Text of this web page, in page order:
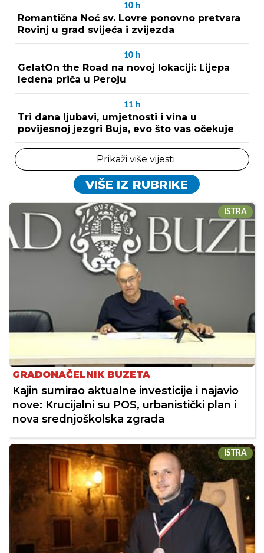
10 h
Romantična Noć sv. Lovre ponovno pretvara
Rovinj u grad svijeća i zvijezda
10 h
GelatOn the Road na novoj lokaciji: Lijepa
ledena priča u Peroju
11 h
Tri dana ljubavi, umjetnosti i vina u
povijesnoj jezgri Buja, evo što vas očekuje
Prikaži više vijesti
VIŠE IZ RUBRIKE
ISTRA
GRADONAČELNIK BUZETA
Kajin sumirao aktualne investicije i najavio
nove: Krucijalni su POS, urbanistički plan i
nova srednjoškolska zgrada
ISTRA